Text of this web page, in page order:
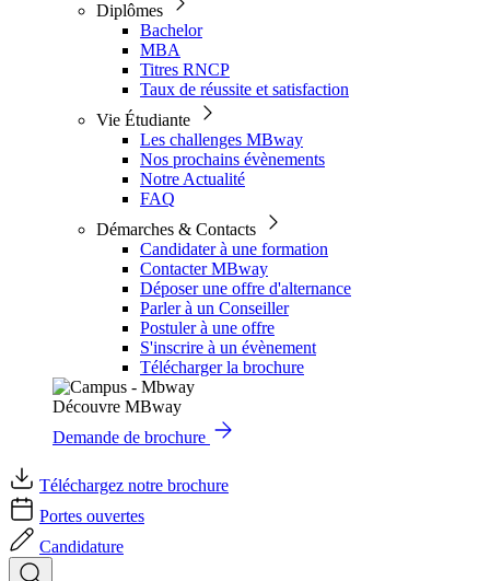
Diplômes
Bachelor
MBA
Titres RNCP
Taux de réussite et satisfaction
Vie Étudiante
Les challenges MBway
Nos prochains évènements
Notre Actualité
FAQ
Démarches & Contacts
Candidater à une formation
Contacter MBway
Déposer une offre d'alternance
Parler à un Conseiller
Postuler à une offre
S'inscrire à un évènement
Télécharger la brochure
Découvre MBway
Demande de brochure
Téléchargez notre brochure
Portes ouvertes
Candidature